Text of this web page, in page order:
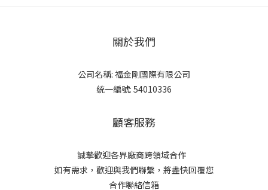
關於我們
公司名稱: 福金剛國際有限公司
統一編號: 54010336
顧客服務
誠摯歡迎各界廠商跨領域合作
如有需求，歡迎與我們聯繫，將盡快回覆您
合作聯絡信箱